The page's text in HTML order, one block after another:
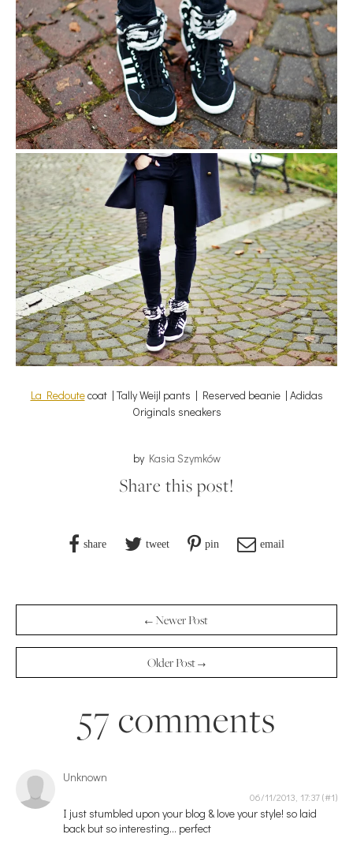
La Redoutecoat | Tally Weijl pants | Reserved beanie | Adidas
Originals sneakers
by Kasia Szymków
Share this post!
share tweet pin email
← Newer Post
Older Post →
57 comments
Unknown
06/11/2013, 17:37
I just stumbled upon your blog & love your style! so laid
back but so interesting... perfect